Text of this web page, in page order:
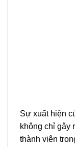
Sự xuất hiện
không chỉ gây
thành viên